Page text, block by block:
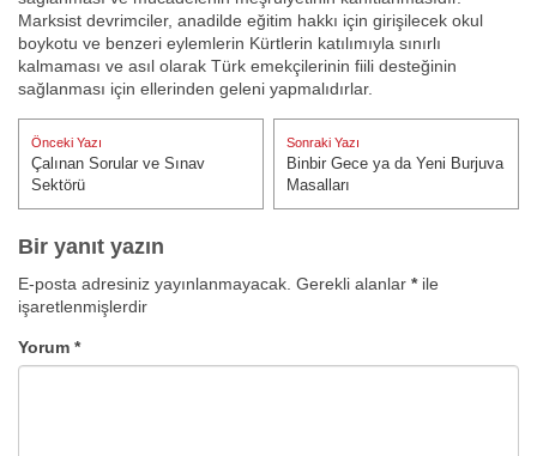
Marksist devrimciler, anadilde eğitim hakkı için girişilecek okul
boykotu ve benzeri eylemlerin Kürtlerin katılımıyla sınırlı
kalmaması ve asıl olarak Türk emekçilerinin fiili desteğinin
sağlanması için ellerinden geleni yapmalıdırlar.
Yazı
gezinmesi
Önceki Yazı
Önceki Yazı:
Çalınan Sorular ve Sınav
Sektörü
Sonraki Yazı
Sonraki Yazı:
Binbir Gece ya da Yeni Burjuva
Masalları
Bir yanıt yazın
E-posta adresiniz yayınlanmayacak. Gerekli alanlar *ile
işaretlenmişlerdir
Yorum *